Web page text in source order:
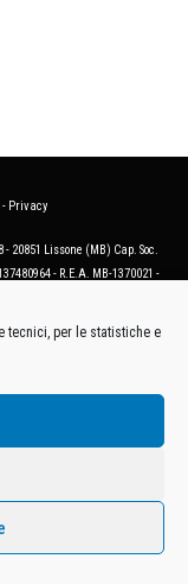
tecnici, per le statistiche e
- Privacy
20851 Lissone (MB) Cap. Soc.
- R.E.A. MB-1370021 -